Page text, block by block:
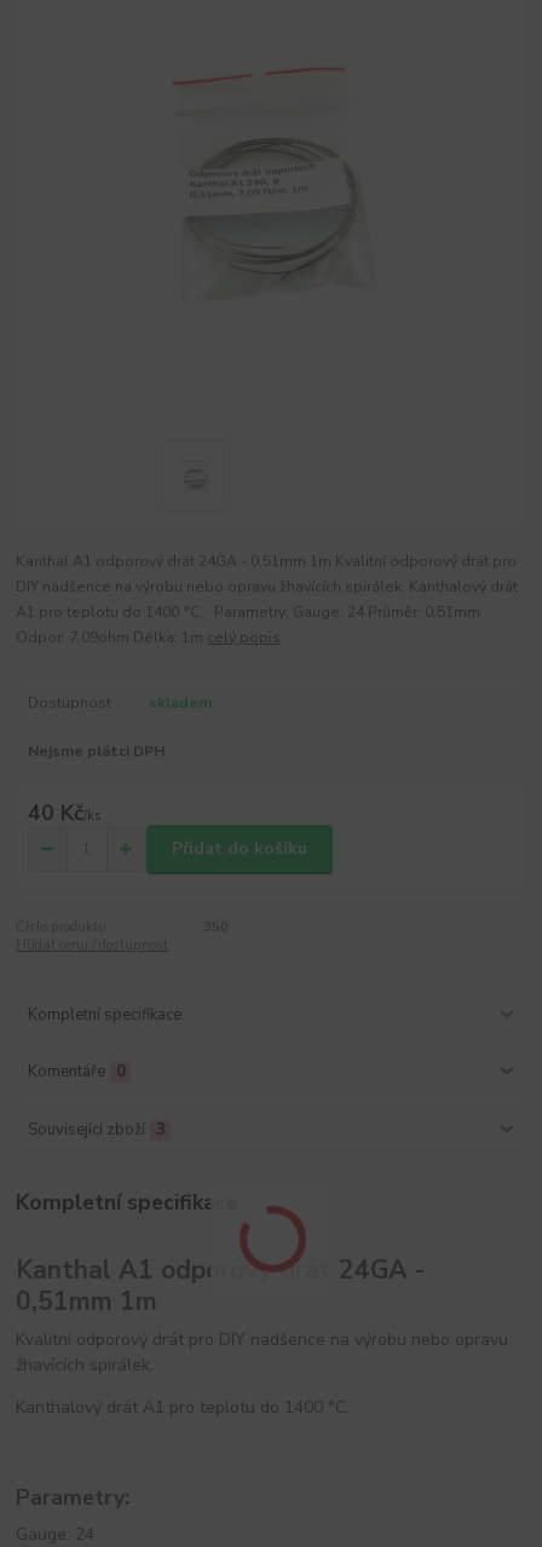
Kanthal A1 odporový drát 24GA - 0,51mm 1m Kvalitní odporový drát pro
DIY nadšence na výrobu nebo opravu žhavících spirálek. Kanthalový drát
A1 pro teplotu do 1400 °C. Parametry: Gauge: 24 Průměr: 0,51mm
Odpor: 7,09ohm Délka: 1m celý popis
Dostupnost skladem
Nejsme plátci DPH
40 Kč/ks
Přidat do košíku
Kompletní specifikace
Komentáře 0
Související zboží 3
Kompletní specifikace
Kanthal A1 odporový drát 24GA -
0,51mm 1m
Kvalitní odporový drát pro DIY nadšence na výrobu nebo opravu
žhavících spirálek.
Kanthalový drát A1 pro teplotu do 1400 °C.
Parametry:
Gauge: 24